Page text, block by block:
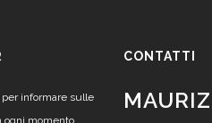
per informare sulle
ogni momento
CONTATTI